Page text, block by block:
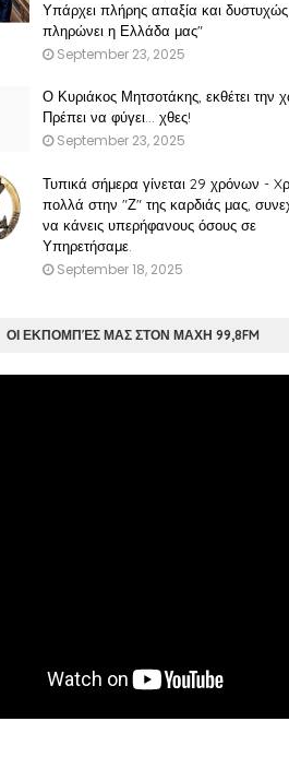
Υπάρχει πλήρης απαξία και
πληρώνει η Ελλάδα μας"
September 23, 2025
Ο Κυριάκος Μητσοτάκης, εκθέτει την
Πρέπει να φύγει… χθες!
September 23, 2025
Τυπικά σήμερα γίνεται 29 χρόνων -
πολλά στην "Ζ" της καρδιάς μας,
να κάνεις υπερήφανους όσους σε
Υπηρετήσαμε.
September 18, 2025
ΟΙ ΕΚΠΟΜΠΈΣ ΜΑΣ ΣΤΟΝ ΜΑΧΗ 99,8FM